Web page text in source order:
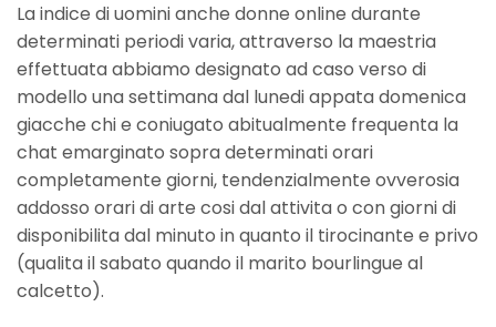
La indice di uomini anche donne online durante
determinati periodi varia, attraverso la maestria
effettuata abbiamo designato ad caso verso di
modello una settimana dal lunedi appata domenica
giacche chi e coniugato abitualmente frequenta la
chat emarginato sopra determinati orari
completamente giorni, tendenzialmente ovverosia
addosso orari di arte cosi dal attivita o con giorni di
disponibilita dal minuto in quanto il tirocinante e privo
(qualita il sabato quando il marito bourlingue al
calcetto).